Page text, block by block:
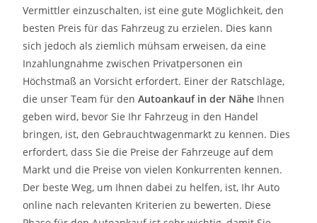
Vermittler einzuschalten, ist eine gute Möglichkeit, den
besten Preis für das Fahrzeug zu erzielen. Dies kann
sich jedoch als ziemlich mühsam erweisen, da eine
Inzahlungnahme zwischen Privatpersonen ein
Höchstmaß an Vorsicht erfordert. Einer der Ratschläge,
die unser Team für denAutoankauf in der Nähe Ihnen
geben wird, bevor Sie Ihr Fahrzeug in den Handel
bringen, ist, den Gebrauchtwagenmarkt zu kennen. Dies
erfordert, dass Sie die Preise der Fahrzeuge auf dem
Markt und die Preise von vielen Konkurrenten kennen.
Der beste Weg, um Ihnen dabei zu helfen, ist, Ihr Auto
online nach relevanten Kriterien zu bewerten. Diese